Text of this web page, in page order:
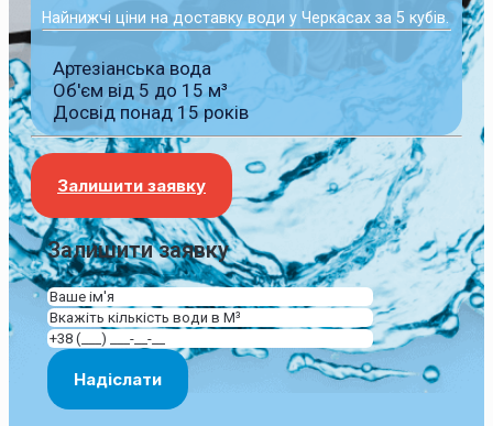
Найнижчі ціни на доставку води у Черкасах за 5 кубів.
Артезіанська вода
Об'єм від 5 до 15 м³
Досвід понад 15 років
Залишити заявку
Залишити заявку